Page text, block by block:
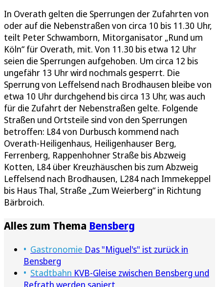
In Overath gelten die Sperrungen der Zufahrten von
oder auf die Nebenstraßen von circa 10 bis 11.30 Uhr,
teilt Peter Schwamborn, Mitorganisator „Rund um
Köln“ für Overath, mit. Von 11.30 bis etwa 12 Uhr
seien die Sperrungen aufgehoben. Um circa 12 bis
ungefähr 13 Uhr wird nochmals gesperrt. Die
Sperrung von Leffelsend nach Brodhausen bleibe von
etwa 10 Uhr durchgehend bis circa 13 Uhr, was auch
für die Zufahrt der Nebenstraßen gelte. Folgende
Straßen und Ortsteile sind von den Sperrungen
betroffen: L84 von Durbusch kommend nach
Overath-Heiligenhaus, Heiligenhauser Berg,
Ferrenberg, Rappenhohner Straße bis Abzweig
Kotten, L84 über Kreuzhäuschen bis zum Abzweig
Leffelsend nach Brodhausen, L284 nach Immekeppel
bis Haus Thal, Straße „Zum Weierberg“ in Richtung
Bärbroich.
Alles zum Thema Bensberg
Gastronomie Das "Miguel's" ist zurück in
Bensberg
Stadtbahn KVB-Gleise zwischen Bensberg und
Refrath werden saniert